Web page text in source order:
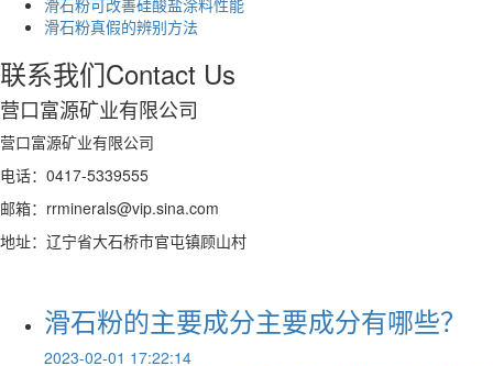
滑石粉真假的辨别方法
联系我们Contact Us
营口富源矿业有限公司
营口富源矿业有限公司
电话：0417-5339555
邮箱：rrminerals@vip.sina.com
地址：辽宁省大石桥市官屯镇顾山村
滑石粉的主要成分主要成分有哪些？
2023-02-01 17:22:14